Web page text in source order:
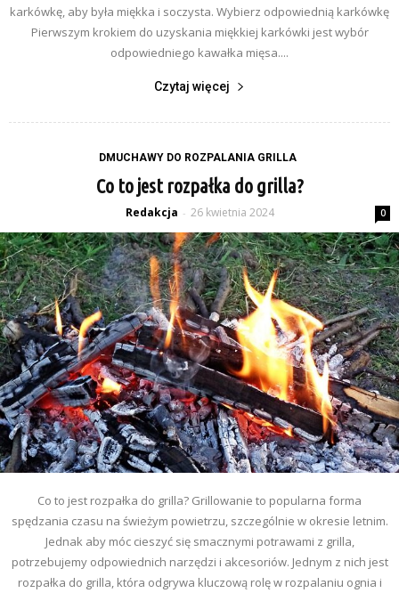
karkówkę, aby była miękka i soczysta. Wybierz odpowiednią karkówkę
Pierwszym krokiem do uzyskania miękkiej karkówki jest wybór
odpowiedniego kawałka mięsa....
Czytaj więcej
DMUCHAWY DO ROZPALANIA GRILLA
Co to jest rozpałka do grilla?
Redakcja - 26 kwietnia 2024 0
Co to jest rozpałka do grilla? Grillowanie to popularna forma
spędzania czasu na świeżym powietrzu, szczególnie w okresie letnim.
Jednak aby móc cieszyć się smacznymi potrawami z grilla,
potrzebujemy odpowiednich narzędzi i akcesoriów. Jednym z nich jest
rozpałka do grilla, która odgrywa kluczową rolę w rozpalaniu ognia i